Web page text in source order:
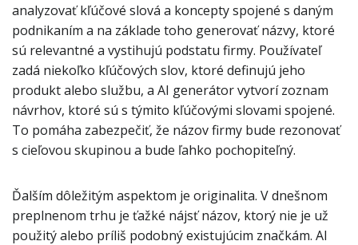
analyzovať kľúčové slová a koncepty spojené s daným
podnikaním a na základe toho generovať názvy, ktoré
sú relevantné a vystihujú podstatu firmy. Používateľ
zadá niekoľko kľúčových slov, ktoré definujú jeho
produkt alebo službu, a AI generátor vytvorí zoznam
návrhov, ktoré sú s týmito kľúčovými slovami spojené.
To pomáha zabezpečiť, že názov firmy bude rezonovať
s cieľovou skupinou a bude ľahko pochopiteľný.
Ďalším dôležitým aspektom je originalita. V dnešnom
preplnenom trhu je ťažké nájsť názov, ktorý nie je už
použitý alebo príliš podobný existujúcim značkám. AI